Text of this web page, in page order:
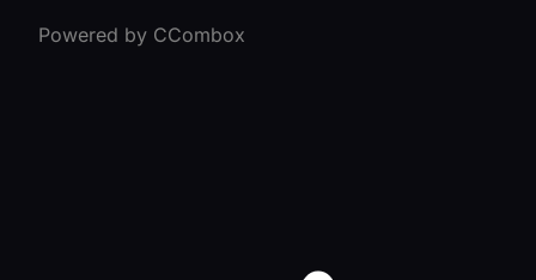
Powered by CCombox